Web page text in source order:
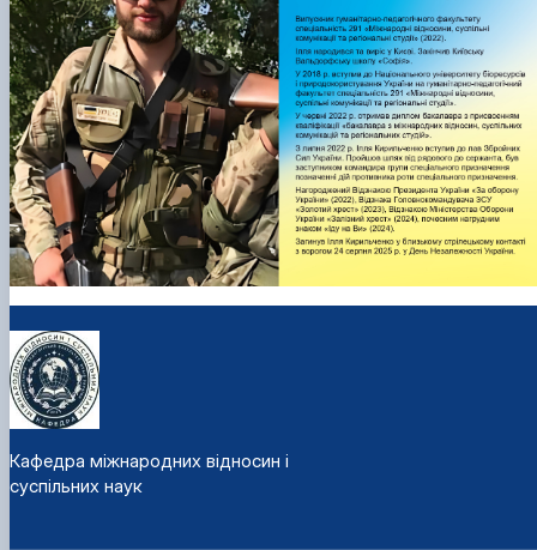
Кафедра міжнародних відносин і
суспільних наук